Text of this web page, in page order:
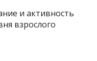
и активность
взрослого